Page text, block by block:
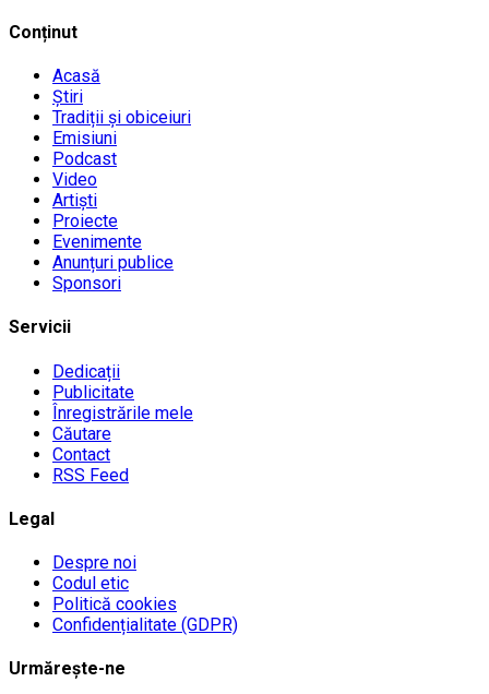
Conținut
Acasă
Știri
Tradiții și obiceiuri
Emisiuni
Podcast
Video
Artiști
Proiecte
Evenimente
Anunțuri publice
Sponsori
Servicii
Dedicații
Publicitate
Înregistrările mele
Căutare
Contact
RSS Feed
Legal
Despre noi
Codul etic
Politică cookies
Confidențialitate (GDPR)
Urmărește-ne